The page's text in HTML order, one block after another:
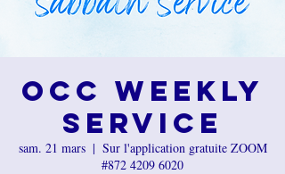
OCC Weekly
Service
sam. 21 mars
  |
Sur l'application gratuite ZOOM
#872 4209 6020